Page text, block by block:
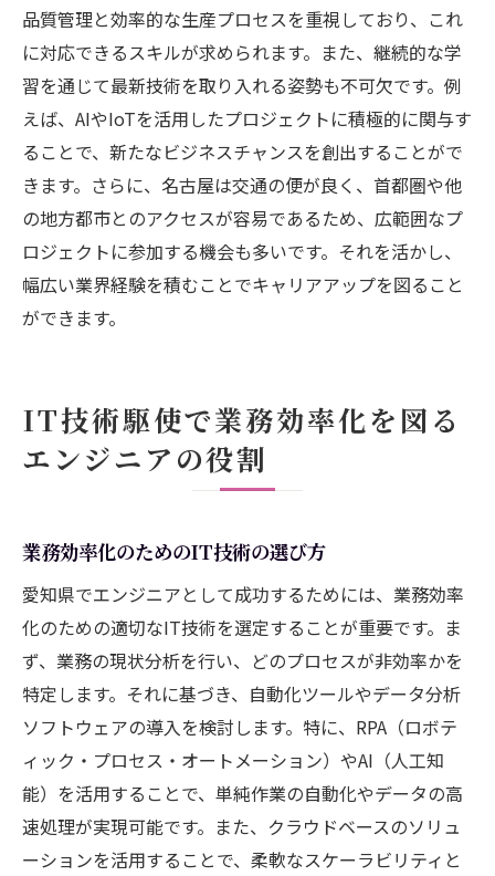
品質管理と効率的な生産プロセスを重視しており、これ
に対応できるスキルが求められます。また、継続的な学
習を通じて最新技術を取り入れる姿勢も不可欠です。例
えば、AIやIoTを活用したプロジェクトに積極的に関与す
ることで、新たなビジネスチャンスを創出することがで
きます。さらに、名古屋は交通の便が良く、首都圏や他
の地方都市とのアクセスが容易であるため、広範囲なプ
ロジェクトに参加する機会も多いです。それを活かし、
幅広い業界経験を積むことでキャリアアップを図ること
ができます。
IT技術駆使で業務効率化を図る
エンジニアの役割
業務効率化のためのIT技術の選び方
愛知県でエンジニアとして成功するためには、業務効率
化のための適切なIT技術を選定することが重要です。ま
ず、業務の現状分析を行い、どのプロセスが非効率かを
特定します。それに基づき、自動化ツールやデータ分析
ソフトウェアの導入を検討します。特に、RPA（ロボテ
ィック・プロセス・オートメーション）やAI（人工知
能）を活用することで、単純作業の自動化やデータの高
速処理が実現可能です。また、クラウドベースのソリュ
ーションを活用することで、柔軟なスケーラビリティと